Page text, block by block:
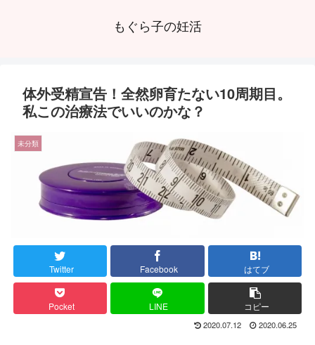
もぐら子の妊活
体外受精宣告！全然卵育たない10周期目。
私この治療法でいいのかな？
未分類
Twitter Facebook はてブ
Pocket LINE コピー
2020.07.12 2020.06.25